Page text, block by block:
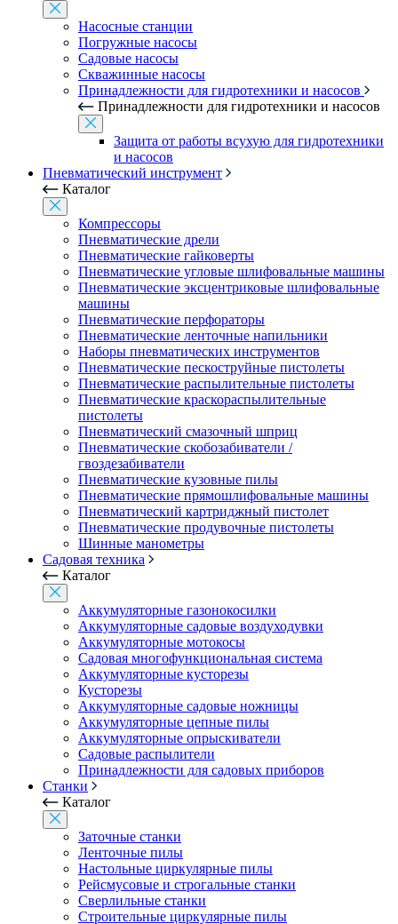
Насосные станции
Погружные насосы
Садовые насосы
Скважинные насосы
Принадлежности для гидротехники и насосов
Принадлежности для гидротехники и насосов
Защита от работы всухую для гидротехники
и насосов
Пневматический инструмент
Каталог
Компрессоры
Пневматические дрели
Пневматические гайковерты
Пневматические угловые шлифовальные машины
Пневматические эксцентриковые шлифовальные
машины
Пневматические перфораторы
Пневматические ленточные напильники
Наборы пневматических инструментов
Пневматические пескоструйные пистолеты
Пневматические распылительные пистолеты
Пневматические краскораспылительные
пистолеты
Пневматический смазочный шприц
Пневматические скобозабиватели /
гвоздезабиватели
Пневматические кузовные пилы
Пневматические прямошлифовальные машины
Пневматический картриджный пистолет
Пневматические продувочные пистолеты
Шинные манометры
Садовая техника
Каталог
Аккумуляторные газонокосилки
Аккумуляторные садовые воздуходувки
Аккумуляторные мотокосы
Садовая многофункциональная система
Аккумуляторные кусторезы
Кусторезы
Аккумуляторные садовые ножницы
Аккумуляторные цепные пилы
Аккумуляторные опрыскиватели
Садовые распылители
Принадлежности для садовых приборов
Станки
Каталог
Заточные станки
Ленточные пилы
Настольные циркулярные пилы
Рейсмусовые и строгальные станки
Сверлильные станки
Строительные циркулярные пилы